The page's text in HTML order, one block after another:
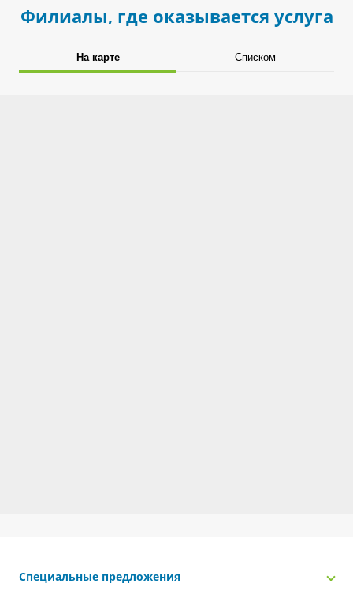
Филиалы, где оказывается услуга
На карте Списком
Специальные предложения